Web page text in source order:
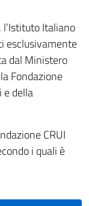
Italiano
esclusivamente
dal Ministero
Fondazione
e della
CRUI
i quali è